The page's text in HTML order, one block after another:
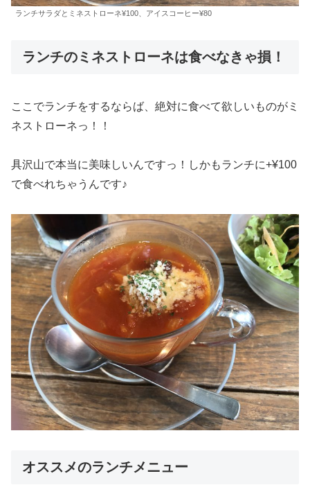
ランチサラダとミネストローネ¥100、アイスコーヒー¥80
ランチのミネストローネは食べなきゃ損！
ここでランチをするならば、絶対に食べて欲しいものがミ
ネストローネっ！！
具沢山で本当に美味しいんですっ！しかもランチに+¥100
で食べれちゃうんです♪
オススメのランチメニュー